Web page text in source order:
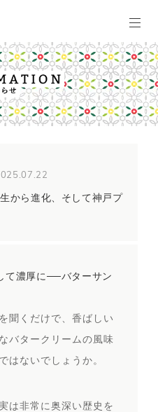
から進化、そして神戸プ
て濃厚に──バターサン
聞くだけで、香ばしい
バタークリームの風味
はないでしょうか。
は非常に奥深い歴史を